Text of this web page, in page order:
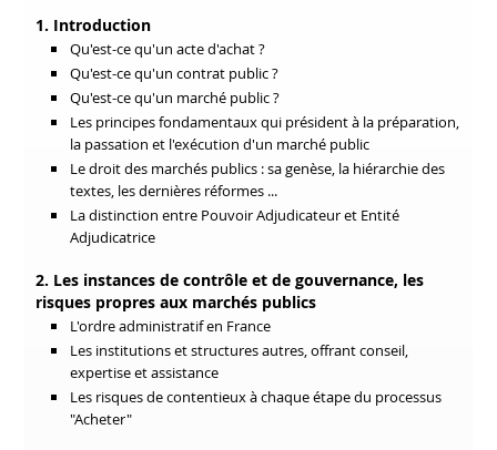
1. Introduction
Qu'est-ce qu'un acte d'achat ?
Qu'est-ce qu'un contrat public ?
Qu'est-ce qu'un marché public ?
Les principes fondamentaux qui président à la préparation,
la passation et l'exécution d'un marché public
Le droit des marchés publics : sa genèse, la hiérarchie des
textes, les dernières réformes ...
La distinction entre Pouvoir Adjudicateur et Entité
Adjudicatrice
2. Les instances de contrôle et de gouvernance, les
risques propres aux marchés publics
L'ordre administratif en France
Les institutions et structures autres, offrantconseil,
expertise et assistance
Les risques de contentieux à chaque étape du processus
"Acheter"